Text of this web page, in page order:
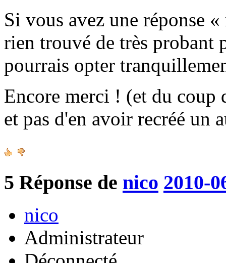
Si vous avez une réponse
rien trouvé de très probant
pourrais opter
Encore merci ! (et du coup
et pas d'en avoir recréé un
5 Réponse de nico 2010-
nico
Administrateur